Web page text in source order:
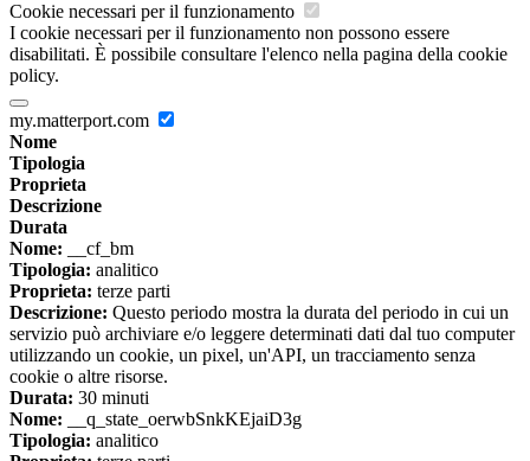
Cookie necessari per il funzionamento
I cookie necessari per il funzionamento non possono essere
disabilitati. È possibile consultare l'elenco nella pagina della cookie
policy.
my.matterport.com
Nome
Tipologia
Proprieta
Descrizione
Durata
Nome: __cf_bm
Tipologia: analitico
Proprieta: terze parti
Descrizione: Questo periodo mostra la durata del periodo in cui un
servizio può archiviare e/o leggere determinati dati dal tuo computer
utilizzando un cookie, un pixel, un'API, un tracciamento senza
cookie o altre risorse.
Durata: 30 minuti
Nome: __q_state_oerwbSnkKEjaiD3g
Tipologia: analitico